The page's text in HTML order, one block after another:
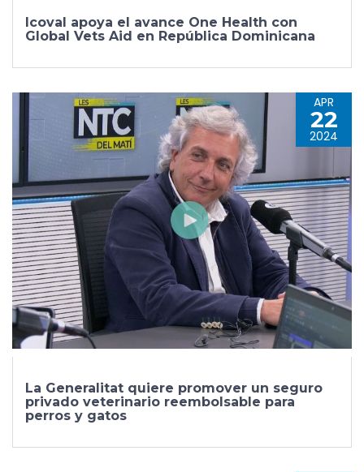
Icoval apoya el avance One Health con
Global Vets Aid en República Dominicana
APR
22
2024
La Generalitat quiere promover un seguro
privado veterinario reembolsable para
perros y gatos